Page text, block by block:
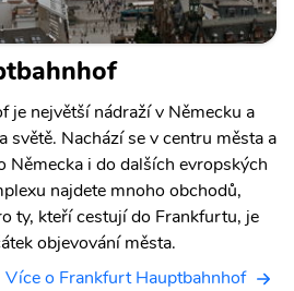
je největší nádraží v Německu a
světě. Nachází se v centru města a
Německa i do dalších evropských
najdete mnoho obchodů,
ty, kteří cestují do Frankfurtu, je
objevování města.
Více o Frankfurt Hauptbahnhof